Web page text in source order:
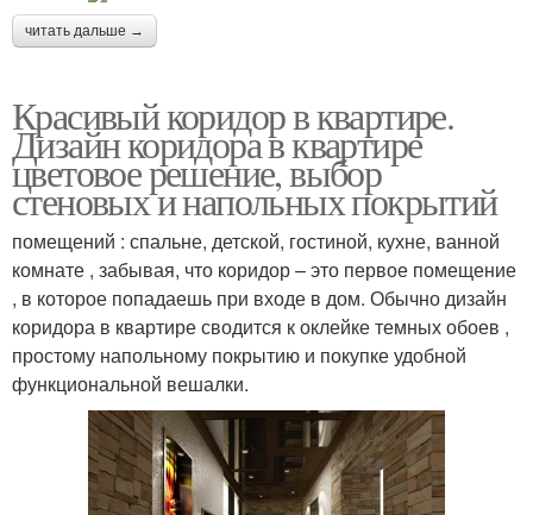
читать дальше →
Красивый коридор в квартире.
Дизайн коридора в квартире
цветовое решение, выбор
стеновых и напольных покрытий
помещений : спальне, детской, гостиной, кухне, ванной
комнате , забывая, что коридор – это первое помещение
, в которое попадаешь при входе в дом. Обычно дизайн
коридора в квартире сводится к оклейке темных обоев ,
простому напольному покрытию и покупке удобной
функциональной вешалки.